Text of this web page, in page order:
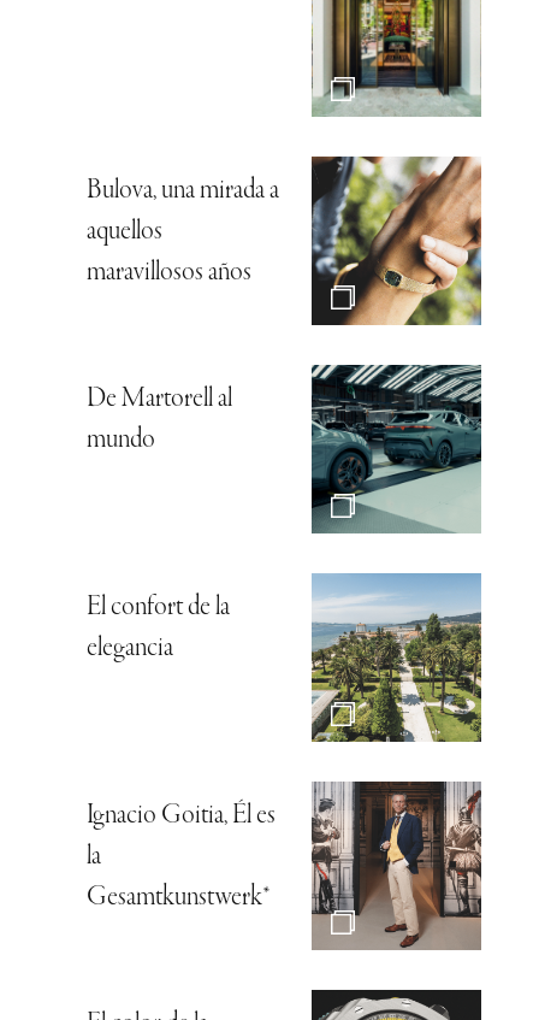
Bulova, una mirada a
aquellos
maravillosos años
De Martorell al
mundo
El confort de la
elegancia
Ignacio Goitia, Él es
la
Gesamtkunstwerk*